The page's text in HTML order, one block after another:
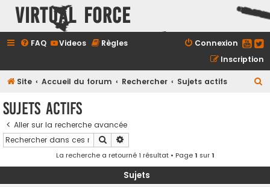
Virtual Force
FAQ Videos Règles
Connexion
Inscription
Site Accueil du forum Rechercher Sujets actifs
Sujets actifs
Aller sur la recherche avancée
Rechercher
La recherche a retourné 1 résultat • Page1 sur1
Sujets